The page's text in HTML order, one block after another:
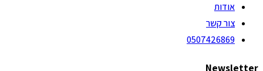
אודות
צור קשר
0507426869
Newsletter